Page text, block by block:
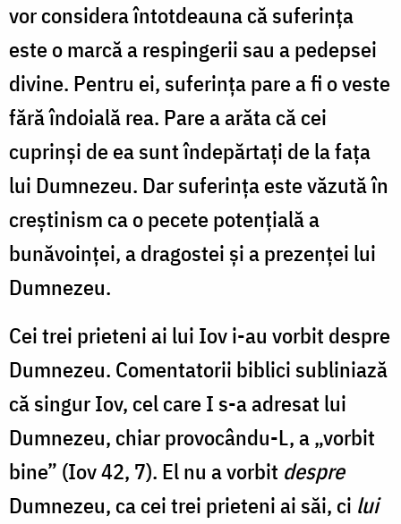
vor considera întotdeauna că suferinţa
este o marcă a respingerii sau a pedepsei
divine. Pentru ei, suferinţa pare a fi o veste
fără îndoială rea. Pare a arăta că cei
cuprinși de ea sunt îndepărtați de la fața
lui Dumnezeu. Dar suferinţa este văzută în
creștinism ca o pecete potenţială a
bunăvoinței, a dragostei şi a prezenţei lui
Dumnezeu.
Cei trei prieteni ai lui Iov i-au vorbit despre
Dumnezeu. Comentatorii biblici subliniază
că singur Iov, cel care I s-a adresat lui
Dumnezeu, chiar provocându-L, a „vorbit
bine” (Iov 42, 7). El nu a vorbit despre
Dumnezeu, ca cei trei prieteni ai săi, ci lui